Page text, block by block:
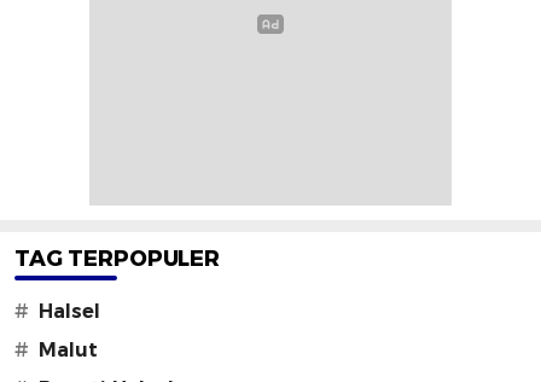
TAG TERPOPULER
# Halsel
# Malut